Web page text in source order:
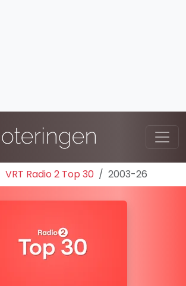
VRT Radio 2 Top 30 2003-26